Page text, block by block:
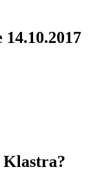
14.10.2017
Klastra?